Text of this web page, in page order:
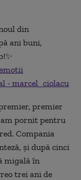
din
ani buni,
- marcel_ciolacu
premier
am pornit pentru
Compania
şi după cinci
migală în
trei ani de